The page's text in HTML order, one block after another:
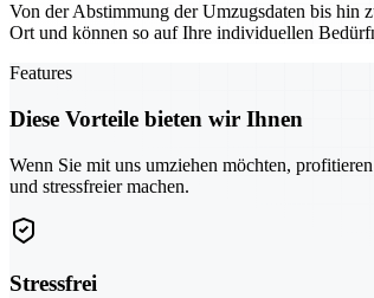
Von der Abstimmung der Umzugsdaten bis hin
Ort und können so auf Ihre individuellen
Features
Diese Vorteile bieten wir Ihnen
Wenn Sie mit uns umziehen möchten,
und stressfreier machen.
Stressfrei